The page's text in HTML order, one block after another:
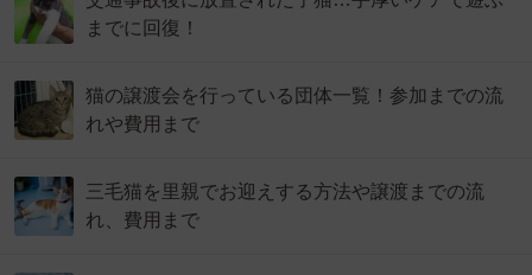
までに回復！
猫の譲渡会を行っている団体一覧！参加までの流
れや費用まで
三毛猫を里親でお迎えする方法や譲渡までの流
れ、費用まで